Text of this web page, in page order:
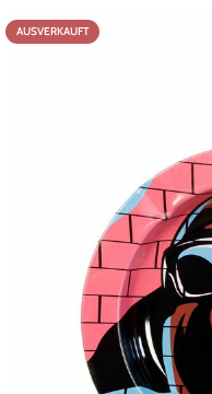
AUSVERKAUFT